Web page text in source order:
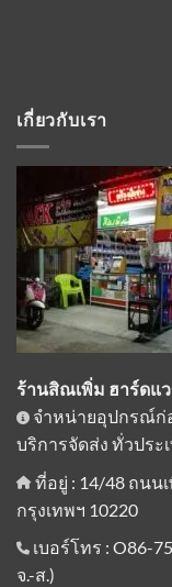
เกี่ยวกับเรา
ร้านสิณเพิ่ม ฮาร์ดแ
จำหน่ายอุปกรณ์ก่
บริการจัดส่ง ทั่วประ
ที่อยู่ : 14/48 ถนน
กรุงเทพฯ 10220
เบอร์โทร : O86-
จ.-ส.)